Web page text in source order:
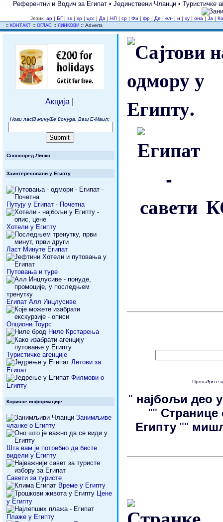
Референтни и Водич за Египат • Јединствени Чланци • Туристичке
Језик: ар | БГ | зх | хр | цсс | Да | НЛ | ср | Фи | фр | Де | ел- | и | ху | она | Ја |
:: КОНТАКТ :: ОГЛАС :: ЛИНКОВИ :: Adverts
Акција
Нови ласт минуте понуда. Ваш Е-Маил:
Спонсоред Линкс
Заинтересовани у Египту
Путују у Египат - Почетна
Хотели у Египту
Ласт Минуте Египат
Путовања и туре
Египат Алл Инцлусиве
Опциони Тоурс
Ниле Крстарења
Туристичке агенције
Летови за
Египат
Филмови о
Египту
Корисне информације
Занимљиве
чланке о Египту
Шта вам је потребно да бисте
видели у Египту
Савети за туристе
Време у Египту
Цене
у Египту
Плаже у Египту
Пронађите
" најбољи део
""
Египту ""